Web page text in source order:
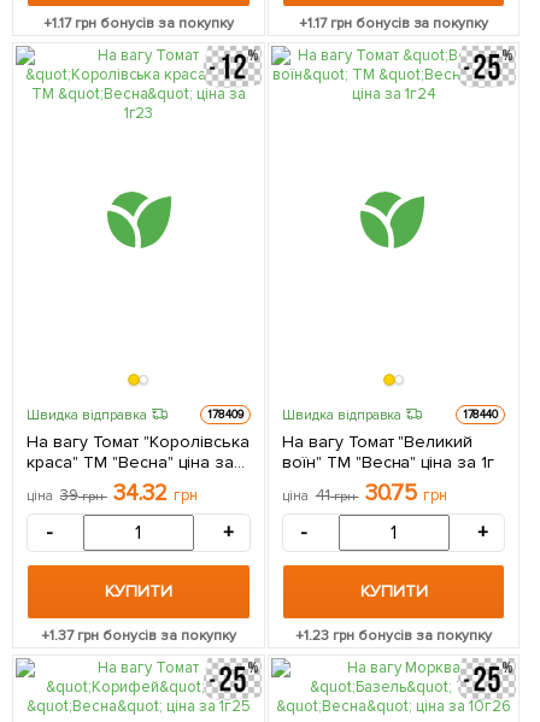
+1.17грн бонусів за покупку +1.17грн бонусів за покупку
Швидка відправка 178409
На вагу Томат "Королівська
краса" ТМ "Весна" ціна за
ціна 39грн 34.32 грн
- +
КУПИТИ
+1.37грн бонусів за покупку
Швидка відправка 178440
На вагу Томат "Великий
воїн" ТМ "Весна" ціна за 1г
ціна 41грн 30.75 грн
- +
КУПИТИ
+1.23 грн бонусів за покупку